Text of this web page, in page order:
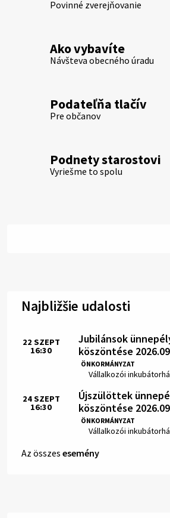
Povinné zverejňovanie
Ako vybavíte
Návšteva obecného úradu
Podateľňa tlačív
Pre občanov
Podnety starostovi
Vyriešme to spolu
Najbližšie udalosti
Jubilánsok
köszöntése
ÖNKORMÁNYZAT
Hely:
Vállalkozói
Idő:
22 SZEPT
16:30
Újszülöttek
köszöntése
ÖNKORMÁNYZAT
Hely:
Vállalkozói
Idő:
24SZEPT
16:30
Az összes esemény